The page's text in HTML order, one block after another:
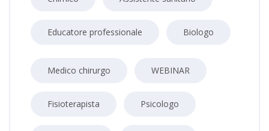
Educatore professionale Biologo
Medico chirurgo WEBINAR
Fisioterapista Psicologo